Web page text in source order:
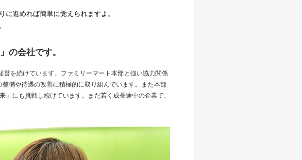
進めれば簡単に覚えられますよ。
の会社です。
を続けています。ファミリーマート本部と強い協力関係
備や待遇の改善に積極的に取り組んでいます。また本部
にも挑戦し続けています。まだ若く成長途中の企業で、